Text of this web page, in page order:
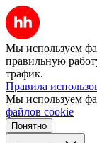
Мы используем
правильную
трафик.
Правила
Мы используем
файлов cookie
Понятно